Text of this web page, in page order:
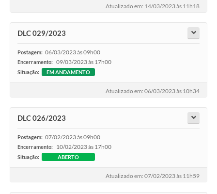
Atualizado em: 14/03/2023 às 11h18
DLC 029/2023
Postagem: 06/03/2023 às 09h00
Encerramento: 09/03/2023 às 17h00
Situação: EM ANDAMENTO
Atualizado em: 06/03/2023 às 10h34
DLC 026/2023
Postagem: 07/02/2023 às 09h00
Encerramento: 10/02/2023 às 17h00
Situação: ABERTO
Atualizado em: 07/02/2023 às 11h59